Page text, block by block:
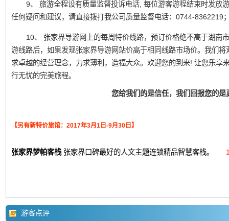
9、 旅游全程设有质量监督投诉电话, 每位游客游程结束时发放
任何疑问和建议，请直接拨打我公司质量监督电话：0744-8362219
10、 张家界导游网上的每周特价线路，预订价格绝不高于湖南
游线路后，如果发现张家界导游网站价高于相同线路市场价。我们
求卓越的经营理念，力求薄利，造福大众。欢迎您的到来! 让您乐享
行无忧的完美旅程。
您给我们的是信任，我们回报您的是
【另有新特价旅馆：2017年3月1日-9月30日】
张家界梦帕客栈张家界口碑最好的人文主题连锁精品智慧客栈。
游客点评